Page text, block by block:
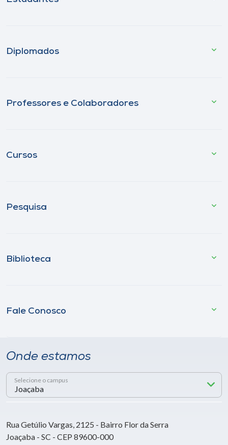
Diplomados
Professores e Colaboradores
Cursos
Pesquisa
Biblioteca
Fale Conosco
Onde estamos
Selecione o campus
Rua Getúlio Vargas, 2125 - Bairro Flor da Serra
Joaçaba - SC - CEP 89600-000